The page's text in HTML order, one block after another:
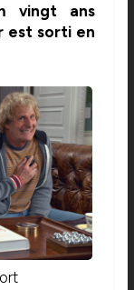
vingt ans
est sorti en